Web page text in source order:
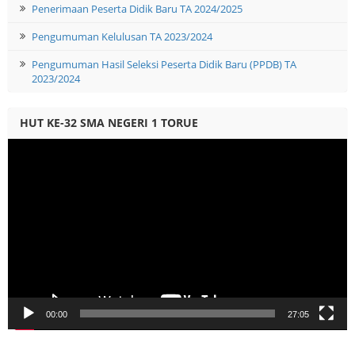
Penerimaan Peserta Didik Baru TA 2024/2025
Pengumuman Kelulusan TA 2023/2024
Pengumuman Hasil Seleksi Peserta Didik Baru (PPDB) TA
2023/2024
HUT KE-32 SMA NEGERI 1 TORUE
00:00 27:05